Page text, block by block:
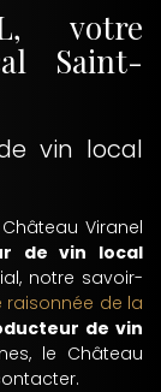
votre
Saint-
vin local
Viranel
de vin local
notre savoir-
raisonnée de la
de vin
le Château